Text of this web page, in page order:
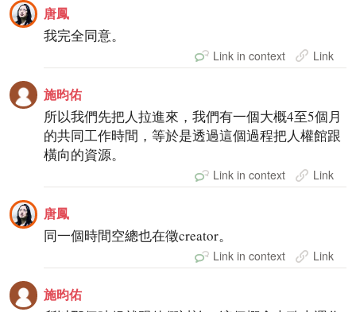
唐鳳
我完全同意。
Link in context Link
施昀佑
所以我們先把人拉進來，我們有一個大概4至5個月
的共同工作時間，等於是透過這個過程把人權館跟
橫向的資源。
Link in context Link
唐鳳
同一個時間空總也在徵creator。
Link in context Link
施昀佑